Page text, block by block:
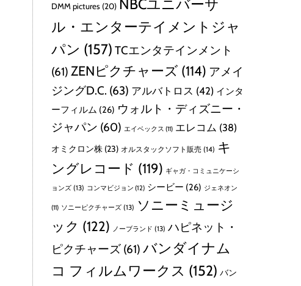
DMM pictures (20) NBCユニバーサ
ル・エンターテイメントジャ
パン (157) TCエンタテインメント
(61) ZENピクチャーズ (114) アメイ
ジングD.C. (63) アルバトロス (42) インタ
ーフィルム (26) ウォルト・ディズニー・
ジャパン (60) エイベックス (11) エレコム (38)
オミクロン株 (23) オルスタックソフト販売 (14) キ
ングレコード (119) ギャガ・コミュニケーシ
ョンズ (13) コンマビジョン (12) シービー (26) ジェネオン
(11) ソニーピクチャーズ (13) ソニーミュージ
ック (122) ノーブランド (13) ハピネット・
ピクチャーズ (61) バンダイナム
コ フィルムワークス (152) バン